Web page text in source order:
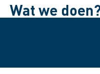
Wat we
Speel de video af